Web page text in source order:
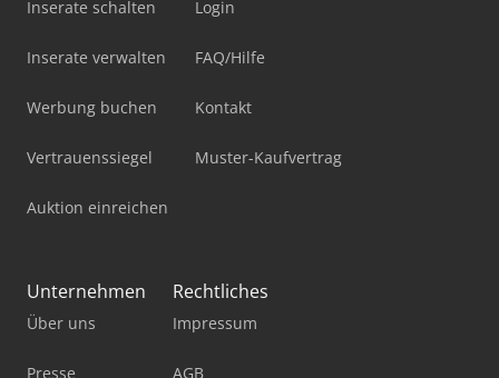
Inserate schalten
Inserate verwalten
Werbung buchen
Vertrauenssiegel
Auktion einreichen
Login
FAQ/Hilfe
Kontakt
Muster-Kaufvertrag
Unternehmen
Über uns
Presse
Rechtliches
Impressum
AGB